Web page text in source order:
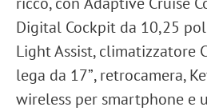
Digital Cockpit da 10,25
Light Assist,climatizzatore
lega da 17”,retrocamera,
wireless per smartphone e